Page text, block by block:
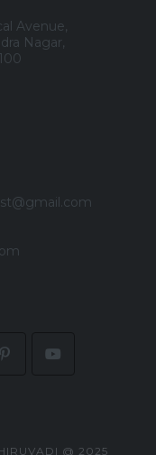
Avenue,
Nagar,
@ 2025